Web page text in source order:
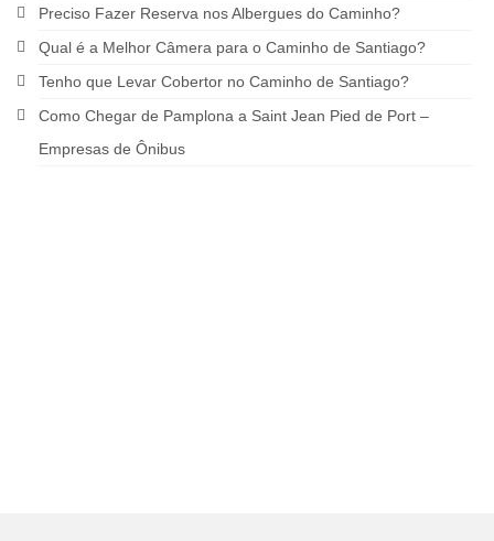
Preciso Fazer Reserva nos Albergues do Caminho?
Qual é a Melhor Câmera para o Caminho de Santiago?
Tenho que Levar Cobertor no Caminho de Santiago?
Como Chegar de Pamplona a Saint Jean Pied de Port –
Empresas de Ônibus